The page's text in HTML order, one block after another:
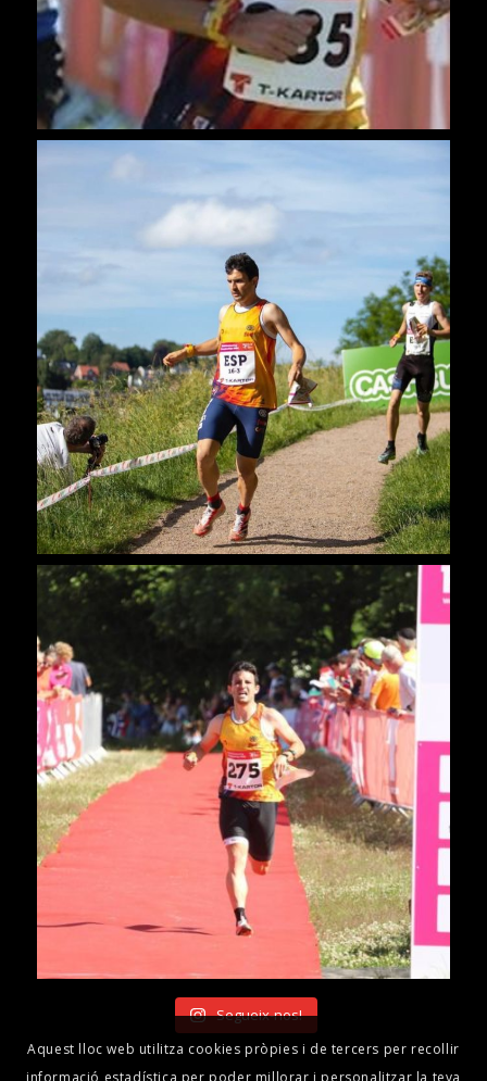
Segueix-nos!
Aquest lloc web utilitza cookies pròpies i de tercers per recollir
informació estadística per poder millorar i personalitzar la teva